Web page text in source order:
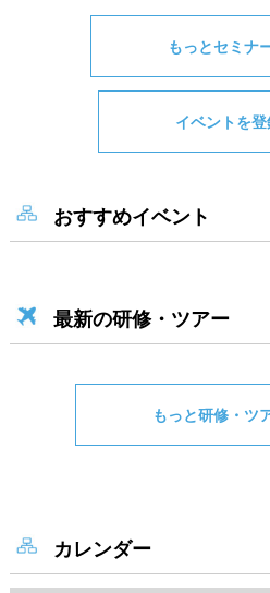
もっとセミナ
イベントを
おすすめイベント
最新の研修・ツアー
もっと研修・ツ
カレンダー